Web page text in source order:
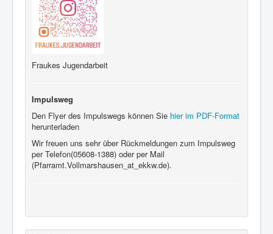
Fraukes Jugendarbeit
Impulsweg
Den Flyer des Impulswegs können Sie hier im PDF-Format
herunterladen
Wir freuen uns sehr über Rückmeldungen zum Impulsweg
per Telefon(05608-1388) oder per Mail
(Pfarramt.Vollmarshausen_at_ekkw.de).